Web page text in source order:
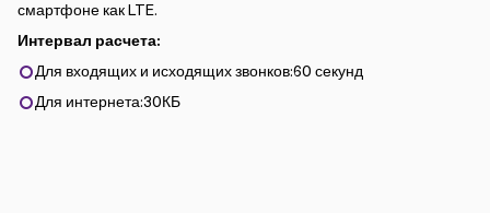
смартфоне как LTE.
Интервал расчета:
Для входящих и исходящих звонков:60 секунд
Для интернета:30КБ